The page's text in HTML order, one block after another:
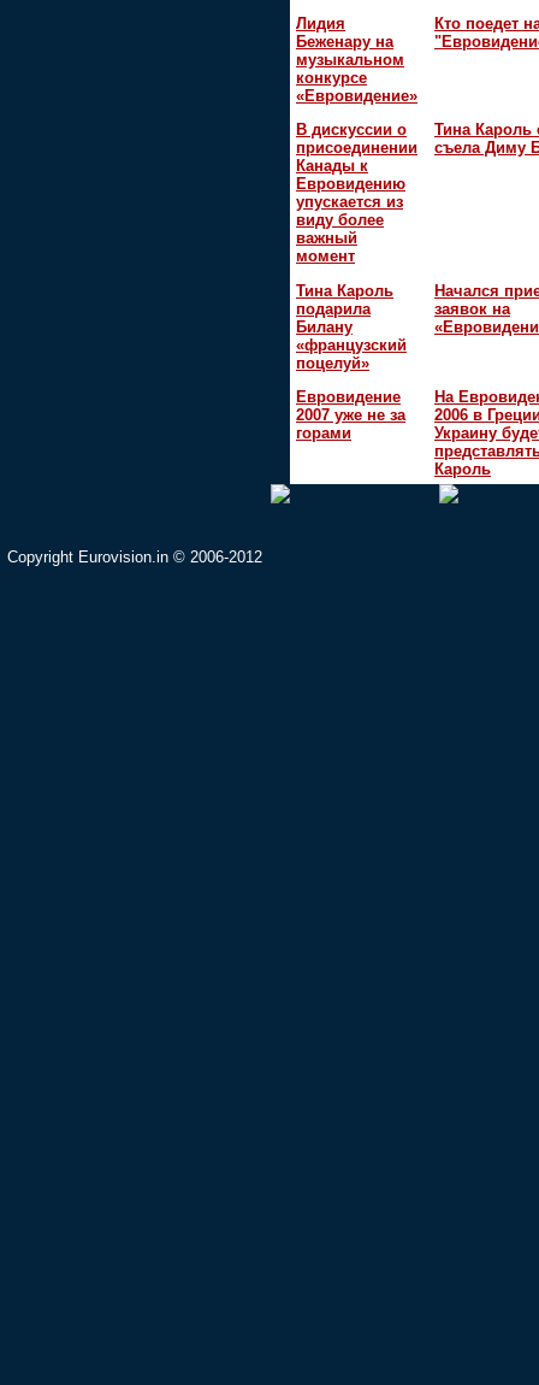
Лидия
Беженару на
музыкальном
конкурсе
«Евровидение»
Кто поедет
В дискуссии о
присоединении
Канады к
Евровидению
упускается из
виду более
важный
момент
Тина Кароль
съела Диму
Тина Кароль
подарила
Билану
«французский
поцелуй»
Начался
заявок на
Евровидение
2007 уже не за
горами
На
2006 в
Украину
Кароль
Copyright Eurovision.in © 2006-2012